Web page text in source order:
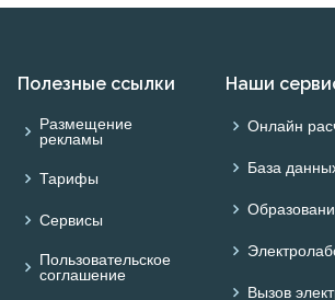
Полезные ссылки
Размещение
рекламы
Тарифы
Сервисы
Пользовательское
соглашение
Наши
Онлайн
База
Вызов